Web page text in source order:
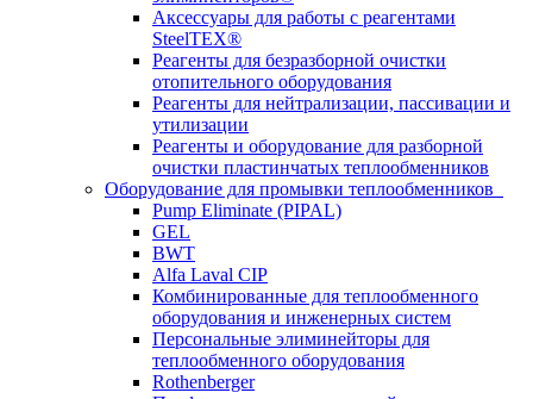
Аксессуары для работы с реагентами
SteelTEX®
Реагенты для безразборной очистки
отопительного оборудования
Реагенты для нейтрализации, пассивации и
утилизации
Реагенты и оборудование для разборной
очистки пластинчатых теплообменников
Оборудование для промывки теплообменников
Pump Eliminate (PIPAL)
GEL
BWT
Alfa Laval CIP
Комбинированные для теплообменного
оборудования и инженерных систем
Персональные элиминейторы для
теплообменного оборудования
Rothenberger